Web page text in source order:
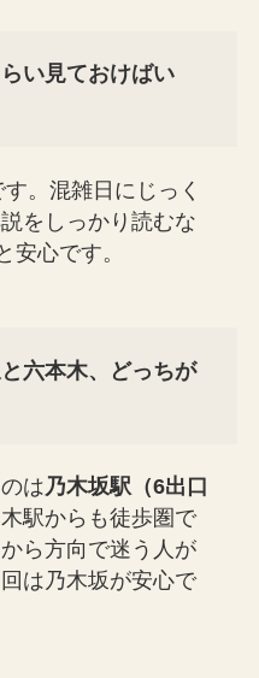
い見ておけばい
す。混雑日にじっく
をしっかり読むな
安心です。
六本木、どっちが
は乃木坂駅（6出口
駅からも徒歩圏で
ら方向で迷う人が
は乃木坂が安心で